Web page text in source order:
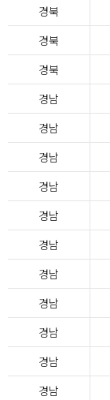
경북
경북
경북
경남
경남
경남
경남
경남
경남
경남
경남
경남
경남
경남